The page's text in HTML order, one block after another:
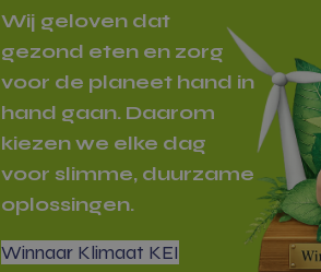
Wij geloven dat
gezond eten en zorg
voor de planeet hand in
hand gaan. Daarom
kiezen we elke dag
voor slimme, duurzame
oplossingen.
Winnaar Klimaat KEI
Naam
_ga
Naam
modal